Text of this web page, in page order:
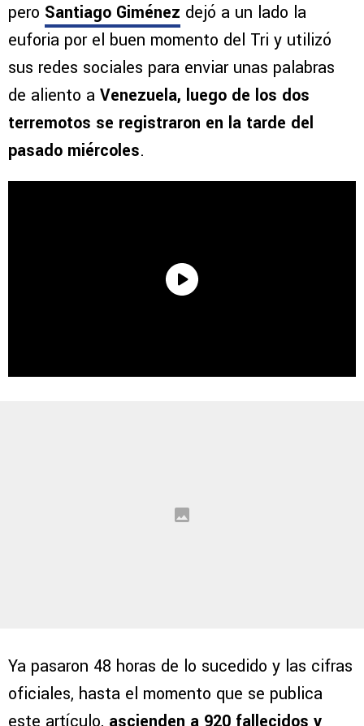
pero Santiago Giménez dejó a un lado la
euforia por el buen momento del Tri y utilizó
sus redes sociales para enviar unas palabras
de aliento a Venezuela, luego de los dos
terremotos se registraron en la tarde del
pasado miércoles.
Ya pasaron 48 horas de lo sucedido y las cifras
oficiales, hasta el momento que se publica